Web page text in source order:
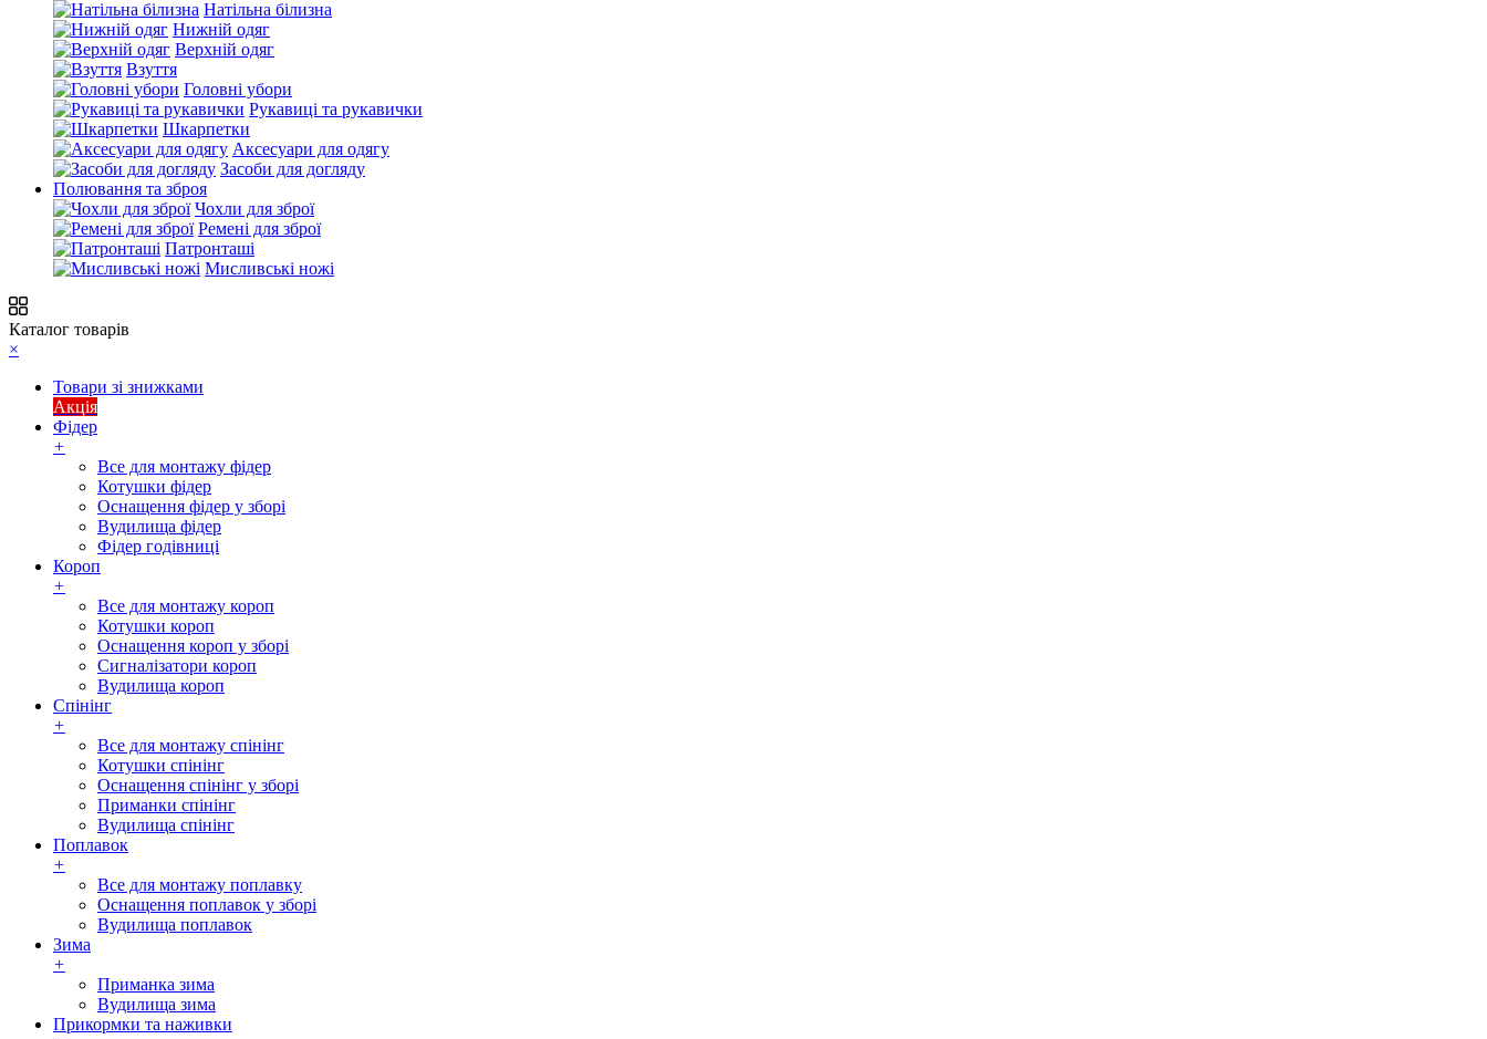
Натільна білизна
Нижній одяг
Верхній одяг
Взуття
Головні убори
Рукавиці та рукавички
Шкарпетки
Аксесуари для одягу
Засоби для догляду
Полювання та зброя
Чохли для зброї
Ремені для зброї
Патронташі
Мисливські ножі
Каталог товарів
×
Товари зі знижками
Акція
Фідер
+
Все для монтажу фідер
Котушки фідер
Оснащення фідер у зборі
Вудилища фідер
Фідер годівниці
Короп
+
Все для монтажу короп
Котушки короп
Оснащення короп у зборі
Сигналізатори короп
Вудилища короп
Спінінг
+
Все для монтажу спінінг
Котушки спінінг
Оснащення спінінг у зборі
Приманки спінінг
Вудилища спінінг
Поплавок
+
Все для монтажу поплавку
Оснащення поплавок у зборі
Вудилища поплавок
Зима
+
Приманка зима
Вудилища зима
Прикормки та наживки